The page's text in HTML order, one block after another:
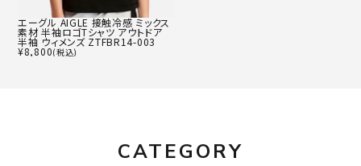
エーグル AIGLE 接触冷感 ミックス
素材 半袖ロゴTシャツ アウトドア
半袖 ウィメンズ ZTFBR14-003
¥8,800(税込)
CATEGORY